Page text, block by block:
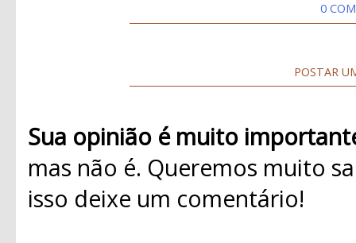
0
POSTAR
Sua opinião é muito
mas não é. Queremos muito
isso deixe um comentário!